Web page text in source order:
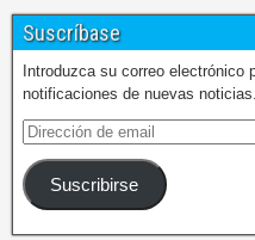
Suscríbase
Introduzca su correo electrónico
notificaciones de nuevas noticias.
Suscribirse